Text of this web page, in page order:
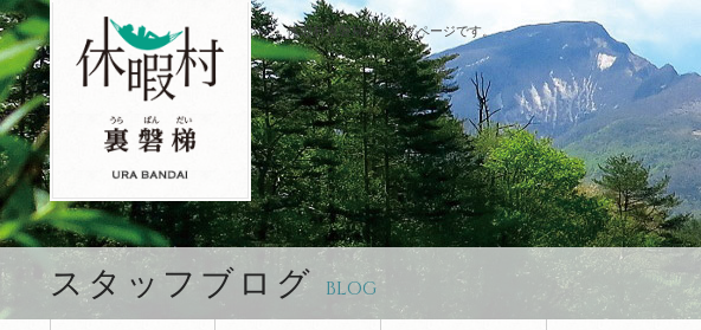
休暇村裏磐梯のブログページです。
スタッフブログ BLOG